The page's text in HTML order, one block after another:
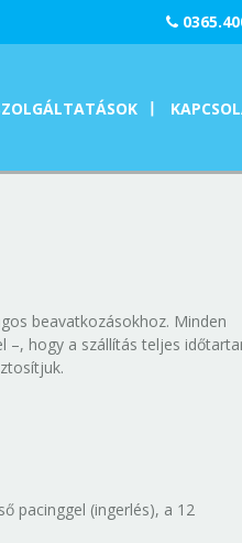
beavatkozásokhoz. Minden
–, hogy a szállítás teljes
pacinggel (ingerlés), a 12